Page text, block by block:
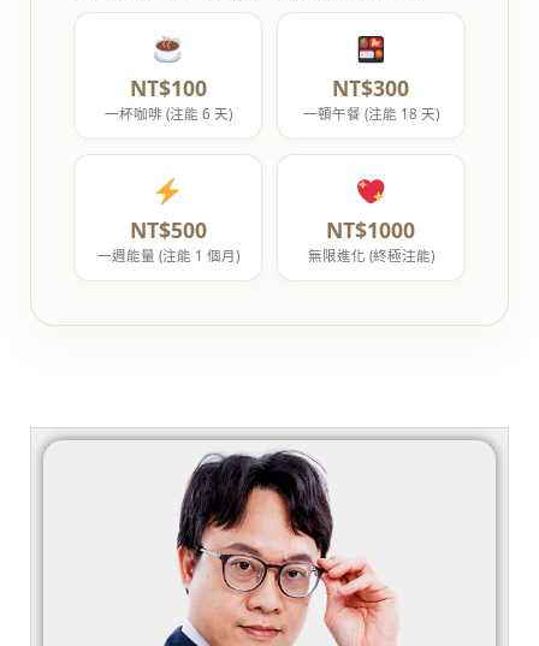
NT$100
一杯咖啡 (注能 6 天)
NT$300
一頓午餐 (注能 18 天)
NT$500
一週能量 (注能 1 個月)
NT$1000
無限進化 (終極注能)